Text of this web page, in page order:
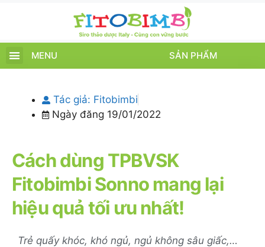
MENU SẢN PHẨM
Tác giả: Fitobimbi
Ngày đăng 19/01/2022
Cách dùng TPBVSK
Fitobimbi Sonno mang lại
hiệu quả tối ưu nhất!
Trẻ quấy khóc, khó ngủ, ngủ không sâu giấc,…